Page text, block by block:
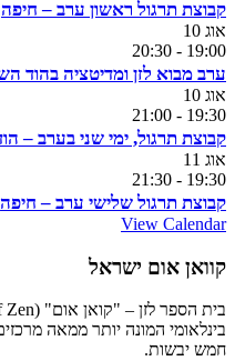
קבוצת תרגול ראשון ערב – חיפה
אוג 10
19:00
-
20:30
ערב מבוא לזן ומדיטציה בהוד
אוג 10
19:30
-
21:00
קבוצת תרגול, ימי שני בערב –
אוג 11
19:30
-
21:30
קבוצת תרגול שלישי ערב – חיפה
View Calendar
קוואן אום ישראל
בינלאומי המונה יותר ממאה
חמש יבשות.